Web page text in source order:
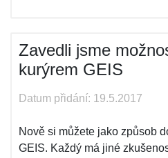
Zavedli jsme
kurýrem GEIS
Datum přidání: 19.5.2017
Nově si můžete jako způsob
GEIS. Každý má jiné